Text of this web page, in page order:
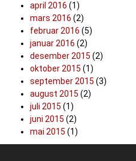
april 2016 (1)
mars 2016 (2)
februar 2016 (5)
januar 2016 (2)
desember 2015 (2)
oktober 2015 (1)
september 2015 (3)
august 2015 (2)
juli 2015 (1)
juni 2015 (2)
mai 2015 (1)